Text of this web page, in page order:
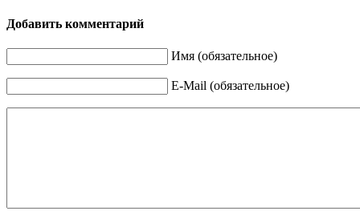
Добавить комментарий
Имя (обязательное)
E-Mail (обязательное)